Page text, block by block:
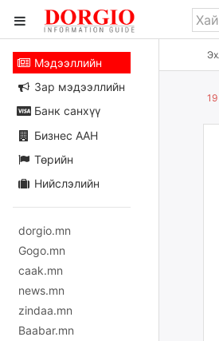
Мэдээллийн
Зар мэдээллийн
Банк санхүү
Бизнес ААН
Төрийн
Нийслэлийн
dorgio.mn
Gogo.mn
caak.mn
news.mn
zindaa.mn
Baabar.mn